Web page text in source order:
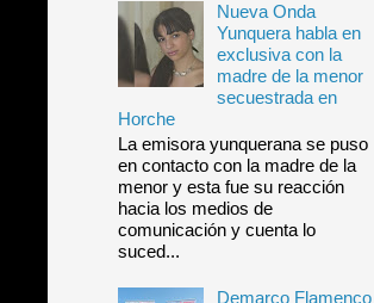
Nueva Onda
Yunquera habla en
exclusiva con la
madre de la menor
secuestrada en
Horche
La emisora yunquerana se puso
en contacto con la madre de la
menor y esta fue su reacción
hacia los medios de
comunicación y cuenta lo
suced...
Demarco Flamenco